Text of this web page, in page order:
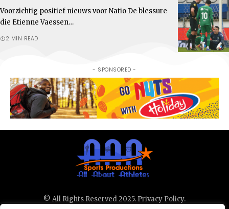
Voorzichtig positief nieuws voor Natio De blessure
die Etienne Vaessen…
2 MIN READ
- SPONSORED -
© All Rights Reserved 2025. Privacy Policy.